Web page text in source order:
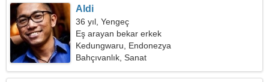
Aldi
36 yıl, Yengeç
Eş arayan bekar erkek
Kedungwaru, Endonezya
Bahçıvanlık, Sanat